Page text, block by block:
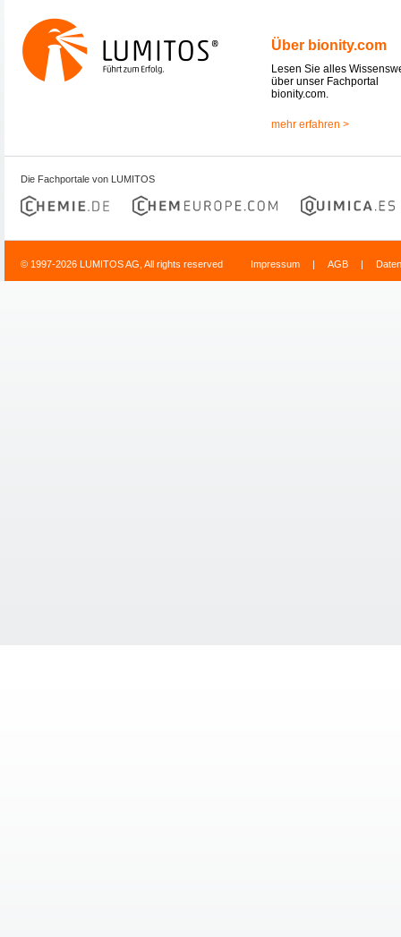
Über bionity.com
Lesen Sie alles
über unser Fachportal
bionity.com.
mehr erfahren >
Die Fachportale von LUMITOS
© 1997-2026 LUMITOS AG, All rights reserved Impressum | AGB |